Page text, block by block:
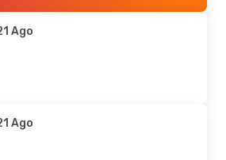
Ago
Ago